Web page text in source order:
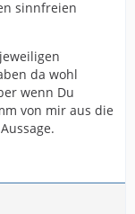
sinnfreien
da wohl
wenn Du
von mir aus die